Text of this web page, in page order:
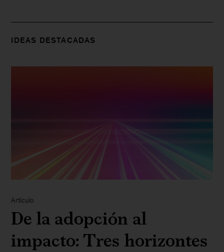
IDEAS DESTACADAS
Artículo
De la adopción al
impacto: Tres horizontes